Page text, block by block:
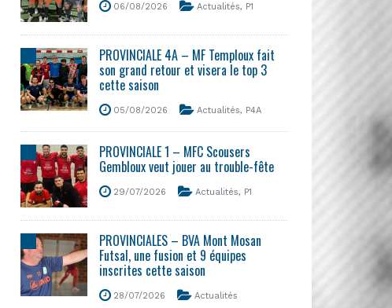
06/08/2026 Actualités, P1
PROVINCIALE 4A – MF Temploux fait
son grand retour et visera le top 3
cette saison
05/08/2026 Actualités, P4A
PROVINCIALE 1 – MFC Scousers
Gembloux veut jouer au trouble-fête
29/07/2026 Actualités, P1
PROVINCIALES – BVA Mont Mosan
Futsal, une fusion et 9 équipes
inscrites cette saison
28/07/2026 Actualités